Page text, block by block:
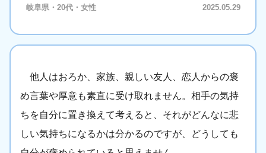
岐阜県・20代・女性 2025.05.29
他人はおろか、家族、親しい友人、恋人からの褒
め言葉や厚意も素直に受け取れません。相手の気持
ちを自分に置き換えて考えると、それがどんなに悲
しい気持ちになるかは分かるのですが、どうしても